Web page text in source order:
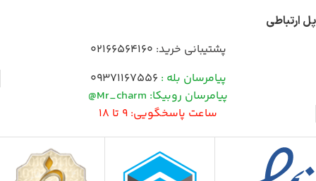
پل ارتباطی
پشتیبانی خرید: 02166564160
پیامرسان بله : 09371167556
پیامرسان روبیکا: Mr_charm@
ساعت پاسخگویی: 9 تا 18